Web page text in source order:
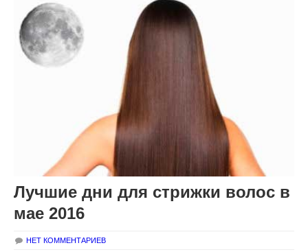
Лучшие дни для стрижки волос в
мае 2016
НЕТ КОММЕНТАРИЕВ